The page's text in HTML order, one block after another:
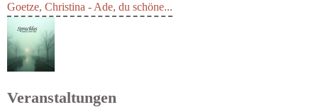
Goetze, Christina - Ade, du schöne...
Veranstaltungen